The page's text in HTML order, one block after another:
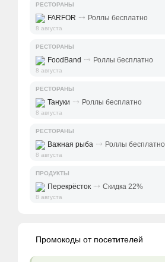
РЕСТОРАНЫ
FARFOR ⤑ Роллы бесплатно
8 августа
РЕСТОРАНЫ
FoodBand ⤑ Роллы бесплатно
8 августа
РЕСТОРАНЫ
Тануки ⤑ Роллы бесплатно
8 августа
РЕСТОРАНЫ
Важная рыба ⤑ Роллы бесплатно
8 августа
ПРОДУКТЫ
Перекрёсток ⤑ Скидка 22%
8 августа
Промокоды от посетителей